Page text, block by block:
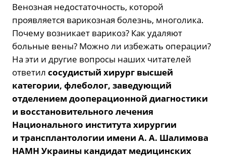
Венозная недостаточность, которой
проявляется варикозная болезнь, многолика.
Почему возникает варикоз? Как удаляют
больные вены? Можно ли избежать операции?
На эти и другие вопросы наших читателей
ответил сосудистый хирург высшей
категории, флеболог, заведующий
отделением дооперационной диагностики
и восстановительного лечения
Национального института хирургии
и трансплантологии имени А. А. Шалимова
НАМН Украины кандидат медицинских